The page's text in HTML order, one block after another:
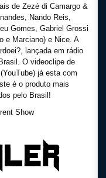
de Zezé di Camargo &
Nando Reis,
Gomes, Gabriel Grossi
e Marciano) e Nice. A
lançada em rádio
O videoclipe de
já esta com
é o produto mais
pelo Brasil!
Show